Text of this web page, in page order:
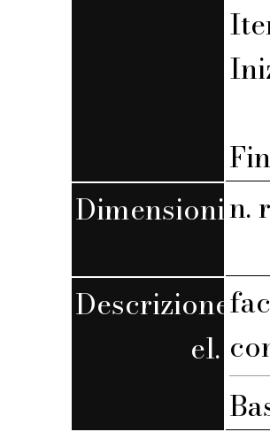
Dimensionin.
Descrizione
el.